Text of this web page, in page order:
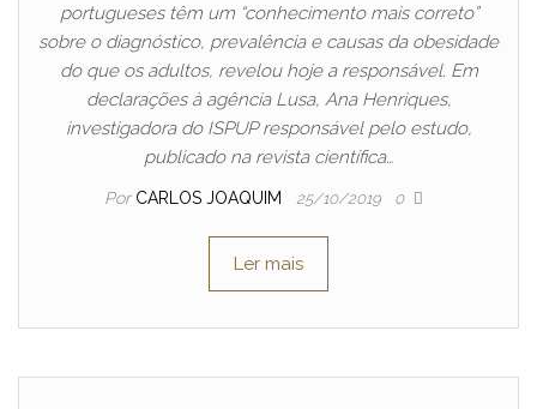
portugueses têm um “conhecimento mais correto”
sobre o diagnóstico, prevalência e causas da obesidade
do que os adultos, revelou hoje a responsável. Em
declarações à agência Lusa, Ana Henriques,
investigadora do ISPUP responsável pelo estudo,
publicado na revista científica…
Por CARLOS JOAQUIM 25/10/2019 0
Ler mais